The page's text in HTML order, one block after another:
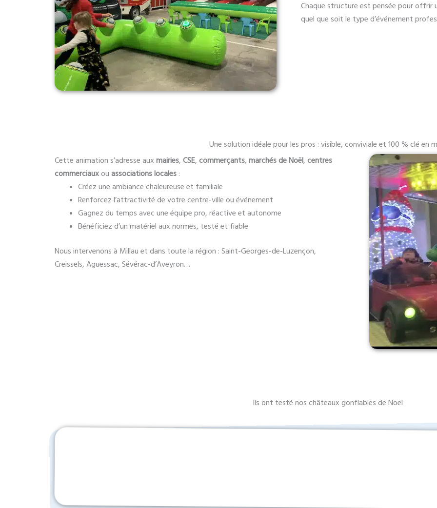
Chaque structure est pensée pour offrir
quel que soit le type d’événement
Une solution idéale pour les pros : visible, conviviale et 100 % clé en
Cette animation s’adresse aux mairies, CSE, commerçants, marchés de Noël, centres
commerciaux ou associations locales :
Créez une ambiance chaleureuse et familiale
Renforcez l’attractivité de votre centre-ville ou événement
Gagnez du temps avec une équipe pro, réactive et autonome
Bénéficiez d’un matériel aux normes, testé et fiable
Nous intervenons à Millau et dans toute la région : Saint-Georges-de-Luzençon,
Creissels, Aguessac, Sévérac-d’Aveyron…
Ils ont testé nos châteaux gonflables de Noël